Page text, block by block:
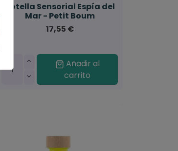
Botella Sensorial Espía del
Mar - Petit Boum
17,55 €
Añadir al
carrito